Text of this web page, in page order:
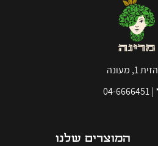
הזית 1, מעונה
|
04-6666451
המוצרים שלנו